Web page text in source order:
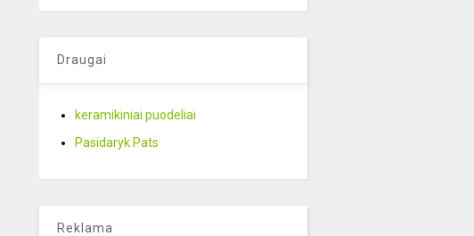
Draugai
keramikiniai puodeliai
Pasidaryk Pats
Reklama